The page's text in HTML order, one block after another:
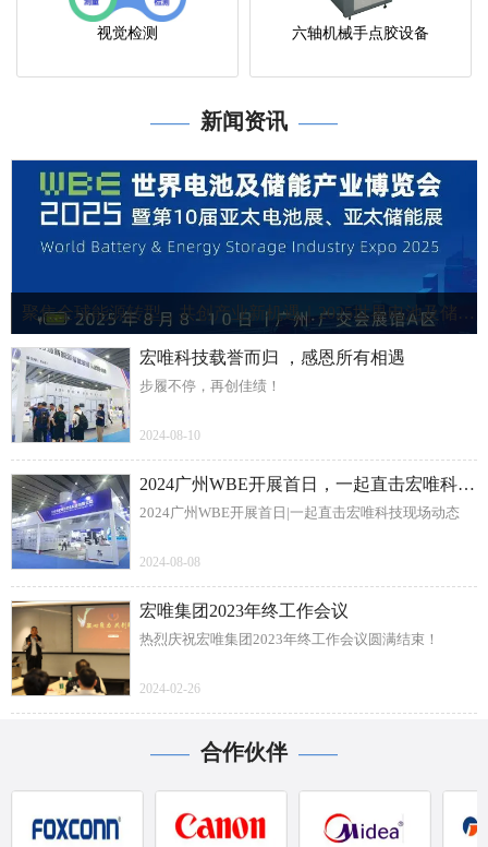
视觉检测 六轴机械手点胶设备
—— 新闻资讯 ——
聚焦全球能源转型，共创产业新机遇｜2025世界电池及储能产业博览会！
宏唯科技载誉而归 ，感恩所有相遇
步履不停，再创佳绩！
2024-08-10
2024广州WBE开展首日，一起直击宏唯科技现场动态
2024广州WBE开展首日|一起直击宏唯科技现场动态
2024-08-08
宏唯集团2023年终工作会议
热烈庆祝宏唯集团2023年终工作会议圆满结束！
2024-02-26
—— 合作伙伴 ——